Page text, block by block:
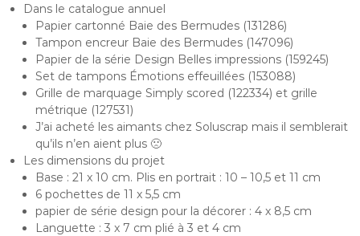
Dans le catalogue annuel
Papier cartonné Baie des Bermudes (131286)
Tampon encreur Baie des Bermudes (147096)
Papier de la série Design Belles impressions (159245)
Set de tampons Émotions effeuillées (153088)
Grille de marquage Simply scored (122334) et grille
métrique (127531)
J’ai acheté les aimants chez Soluscrap mais il semblerait
qu’ils n’en aient plus 🙁
Les dimensions du projet
Base : 21 x 10 cm. Plis en portrait : 10 – 10,5 et 11 cm
6 pochettes de 11 x 5,5 cm
papier de série design pour la décorer : 4 x 8,5 cm
Languette : 3 x 7 cm plié à 3 et 4 cm